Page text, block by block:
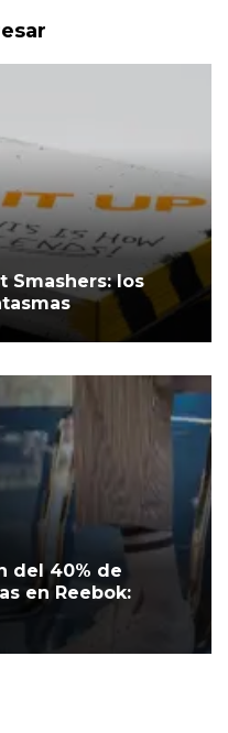
Smashers: los
del 40% de
en Reebok: